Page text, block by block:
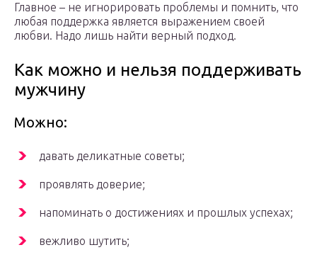
Главное – не игнорировать проблемы и помнить, что
любая поддержка является выражением своей
любви. Надо лишь найти верный подход.
Как можно и нельзя поддерживать
мужчину
Можно:
давать деликатные советы;
проявлять доверие;
напоминать о достижениях и прошлых успехах;
вежливо шутить;